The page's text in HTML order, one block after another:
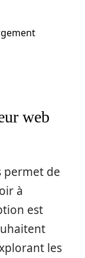
web
permet de
à
est
les